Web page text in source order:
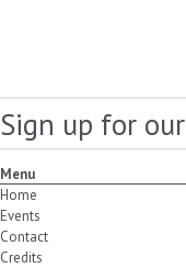
Sign up for our
Menu
Home
Events
Contact
Credits